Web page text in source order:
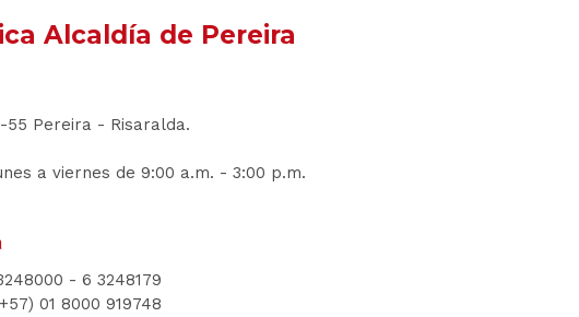
Alcaldía de Pereira
55 Pereira - Risaralda.
a viernes de 9:00 a.m. - 3:00 p.m.
- 6 3248179
01 8000 919748